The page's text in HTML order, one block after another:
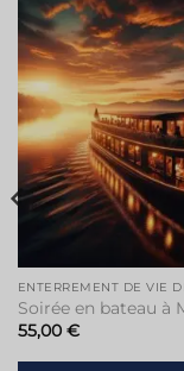
Soirée en bateau à
55,00 €